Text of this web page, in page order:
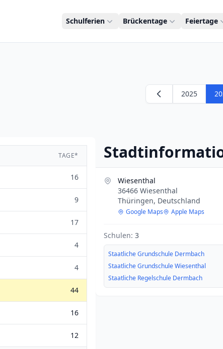
Schulferien Brückentage Feiertage
2025
TAGE*
16
9
17
4
4
44
16
12
Wiesenthal
36466 Wiesenthal
Thüringen, Deutschland
Google Maps Apple Maps
Schulen: 3
Staatliche Grundschule Dermbach
Staatliche Grundschule Wiesenthal
Staatliche Regelschule Dermbach